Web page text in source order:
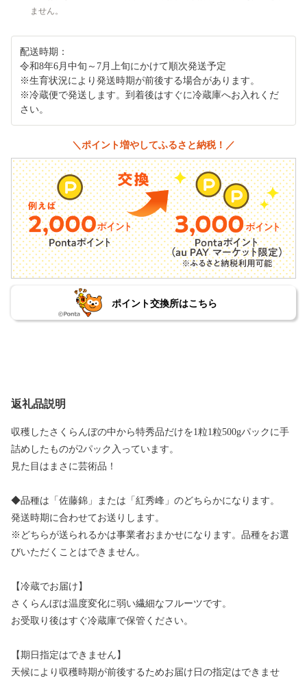
ません。
配送時期：
令和8年6月中旬～7月上旬にかけて順次発送予定
※生育状況により発送時期が前後する場合があります。
※冷蔵便で発送します。到着後はすぐに冷蔵庫へお入れくだ
さい。
＼ポイント増やしてふるさと納税！／
ポイント交換所はこちら
返礼品説明
収穫したさくらんぼの中から特秀品だけを1粒1粒500gパックに手
詰めしたものが2パック入っています。
見た目はまさに芸術品！
◆品種は「佐藤錦」または「紅秀峰」のどちらかになります。
発送時期に合わせてお送りします。
※どちらが送られるかは事業者おまかせになります。品種をお選
びいただくことはできません。
【冷蔵でお届け】
さくらんぼは温度変化に弱い繊細なフルーツです。
お受取り後はすぐ冷蔵庫で保管ください。
【期日指定はできません】
天候により収穫時期が前後するためお届け日の指定はできませ